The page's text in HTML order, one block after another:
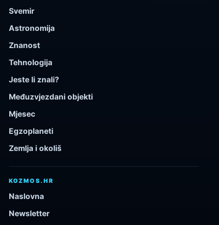
Svemir
Astronomija
Znanost
Tehnologija
Jeste li znali?
Međuzvjezdani objekti
Mjesec
Egzoplaneti
Zemlja i okoliš
KOZMOS.HR
Naslovna
Newsletter